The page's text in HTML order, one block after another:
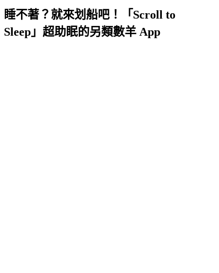
睡不著？就來划船吧！「Scroll to
Sleep」超助眠的另類數羊 App